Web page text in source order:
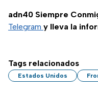
adn40 Siempre
Telegram y lleva la
Tags relacionados
Estados Unidos